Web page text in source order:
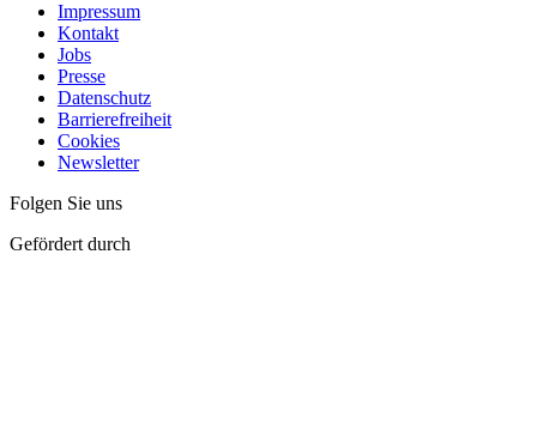
Impressum
Kontakt
Jobs
Presse
Datenschutz
Barrierefreiheit
Cookies
Newsletter
Folgen Sie uns
Gefördert durch